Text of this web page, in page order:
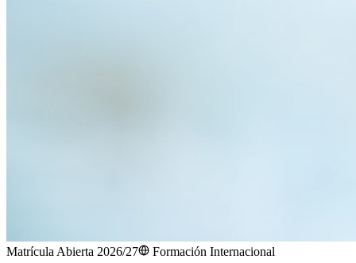
Matrícula Abierta 2026/27 Formación Internacional